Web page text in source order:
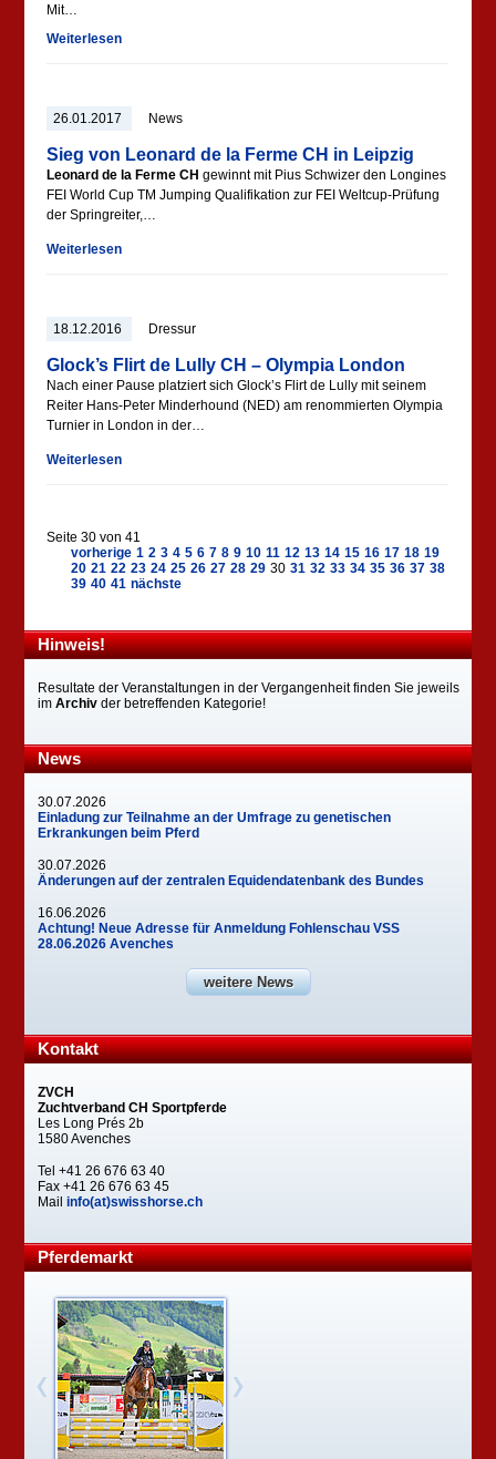
Mit…
Weiterlesen
26.01.2017 News
Sieg von Leonard de la Ferme CH in Leipzig
Leonard de la Ferme CH gewinnt mit Pius Schwizerden Longines
FEI World Cup TM JumpingQualifikation zur FEI Weltcup-Prüfung
der Springreiter,…
Weiterlesen
18.12.2016 Dressur
Glock’s Flirt de Lully CH – Olympia London
Nach einer Pause platziert sich Glock’s Flirt de Lully mit seinem
Reiter Hans-Peter Minderhound (NED) am renommierten Olympia
Turnier in London in der…
Weiterlesen
Seite 30 von 41
vorherige 1 2 3 4 5 6 7 8 9 10 11 12 13 14 15 16 17 18 19
20 21 22 23 24 25 26 27 28 29 30 31 32 33 34 35 36 37 38
39 40 41 nächste
Hinweis!
Resultate der Veranstaltungen in der Vergangenheit finden Sie jeweils
imArchiv der betreffenden Kategorie!
News
30.07.2026
Einladung zur Teilnahme an der Umfrage zu genetischen
Erkrankungen beim Pferd
30.07.2026
Änderungen auf der zentralen Equidendatenbank des Bundes
16.06.2026
Achtung! Neue Adresse für Anmeldung Fohlenschau VSS
28.06.2026 Avenches
weitere News
Kontakt
ZVCH
Zuchtverband CH Sportpferde
Les Long Prés 2b
1580 Avenches
Tel +41 26 676 63 40
Fax +41 26 676 63 45
Mailinfo(at)swisshorse.ch
Pferdemarkt